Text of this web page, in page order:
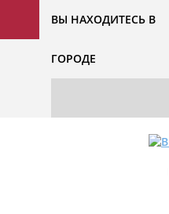
ВЫ НАХОДИТЕСЬ В
ГОРОДЕ